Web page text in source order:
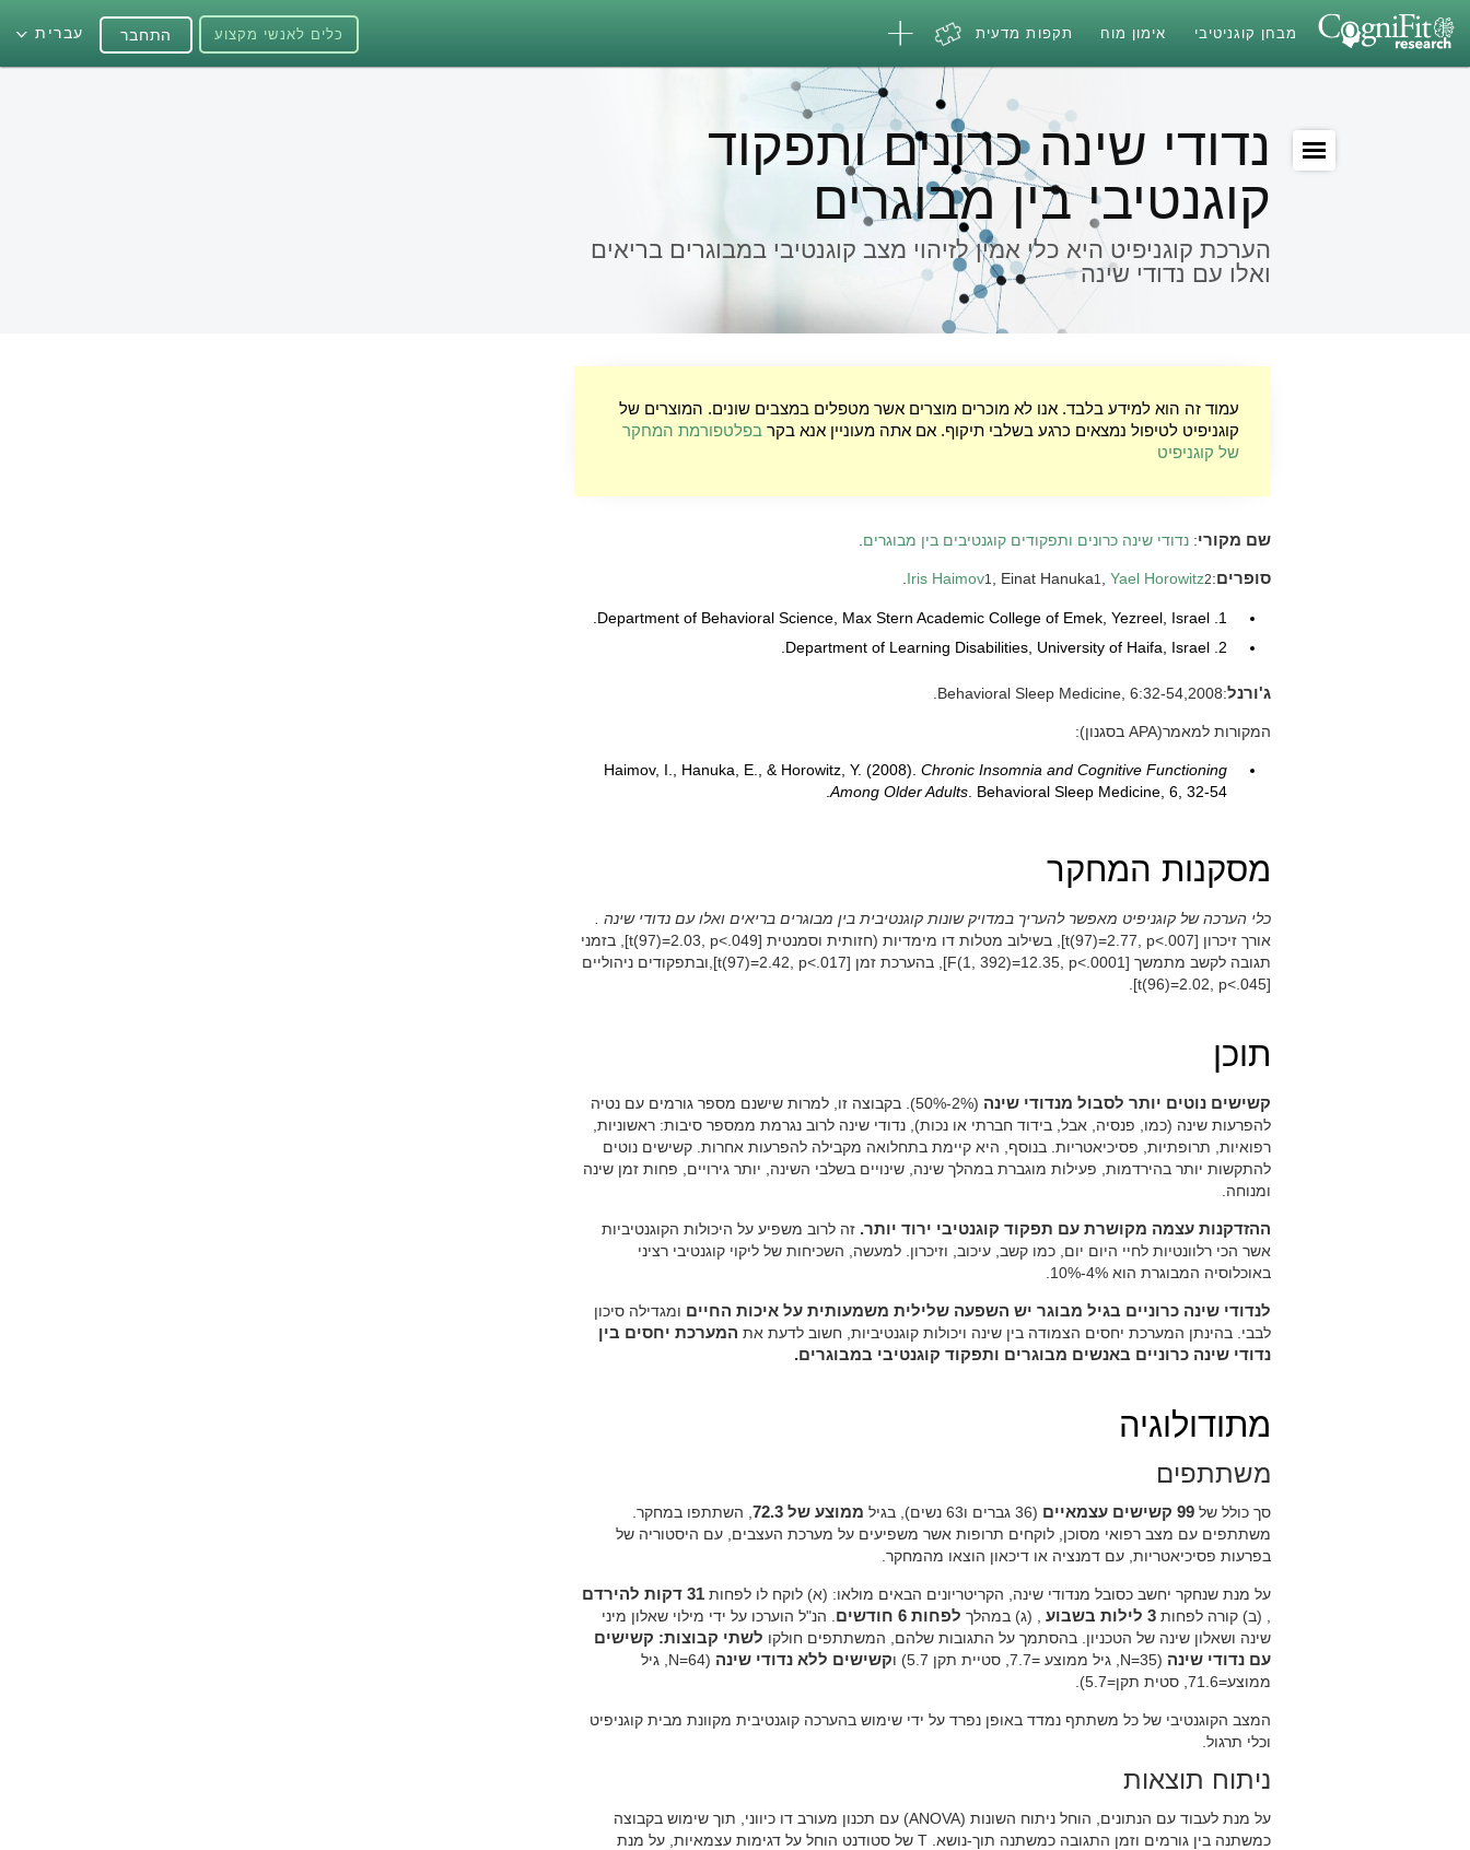
מבחן קוגניטיבי אימון מוח תקפות מדעית כלים לאנשי מקצוע עברית התחבר
נדודי שינה כרונים ותפקוד
קוגנטיבי בין מבוגרים
הערכת קוגניפיט היא כלי אמין לזיהוי מצב קוגנטיבי במבוגרים בריאים
ואלו עם נדודי שינה
עמוד זה הוא למידע בלבד. אנו לא מוכרים מוצרים אשר מטפלים במצבים שונים. המוצרים של
קוגניפיט לטיפול נמצאים כרגע בשלבי תיקוף. אם אתה מעוניין אנא בקר בפלטפורמת המחקר
של קוגניפיט
שם מקורי: נדודי שינה כרונים ותפקודים קוגנטיבים בין מבוגרים
סופרים:
Iris Haimov1 , Einat Hanuka1 Yael Horowitz2
1. Department of Behavioral Science, Max Stern Academic College of Emek, Yezreel, Israel.
2. Department of Learning Disabilities, University of Haifa, Israel.
ג'ורנל:Behavioral Sleep Medicine, 6:32-54,2008.
המקורות למאמר(APA בסגנון):
Haimov, I., Hanuka, E., & Horowitz, Y. (2008). Chronic Insomnia and Cognitive Functioning
Among Older Adults . Behavioral Sleep Medicine, 6, 32-54.
מסקנות המחקר
כלי הערכה של קוגניפיט מאפשר להעריך במדויק שונות קוגנטיבית בין מבוגרים בריאים ואלו עם נדודי שינה .
אורך זיכרון [t(97)=2.77, p<.007], בשילוב מטלות דו מימדיות (חזותית וסמנטית [t(97)=2.03, p<.049], בזמני
תגובה לקשב מתמשך [F(1, 392)=12.35, p<.0001], בהערכת זמן [t(97)=2.42, p<.017],ובתפקודים ניהוליים
[t(96)=2.02, p<.045].
תוכן
קשישים נוטים יותר לסבול מנדודי שינה
(2%-50%). בקבוצה זו, למרות שישנם מספר גורמים עם נטיה
להפרעות שינה (כמו, פנסיה, אבל, בידוד חברתי או נכות), נדודי שינה לרוב נגרמת ממספר סיבות: ראשוניות,
רפואיות, תרופתיות, פסיכיאטריות. בנוסף, היא קיימת בתחלואה מקבילה להפרעות אחרות. קשישים נוטים
להתקשות יותר בהירדמות, פעילות מוגברת במהלך שינה, שינויים בשלבי השינה, יותר גירויים, פחות זמן שינה
ומנוחה.
ההזדקנות עצמה מקושרת עם תפקוד קוגנטיבי ירוד יותר. זה לרוב משפיע על היכולות הקוגנטיביות
אשר הכי רלוונטיות לחיי היום יום, כמו קשב, עיכוב, וזיכרון. למעשה, השכיחות של ליקוי קוגנטיבי רציני
באוכלוסיה המבוגרת הוא 4%-10%.
לנדודי שינה כרוניים בגיל מבוגר יש השפעה שלילית משמעותית על איכות החיים ומגדילה סיכון
לבבי. בהינתן המערכת יחסים הצמודה בין שינה ויכולות קוגנטיביות, חשוב לדעת את המערכת יחסים בין
נדודי שינה כרוניים באנשים מבוגרים ותפקוד קוגנטיבי במבוגרים.
מתודולוגיה
משתתפים
סך כולל של 99 קשישים עצמאיים (36 גברים ו63 נשים), בגיל ממוצע של 72.3
, השתתפו במחקר.
משתתפים עם מצב רפואי מסוכן, לוקחים תרופות אשר משפיעים על מערכת העצבים, עם היסטוריה של
בפרעות פסיכיאטריות, עם דמנציה או דיכאון הוצאו מהמחקר.
על מנת שנחקר יחשב כסובל מנדודי שינה, הקריטריונים הבאים מולאו: (א) לוקח לו לפחות 31 דקות להירדם
, (ב) קורה לפחות 3 לילות בשבוע , (ג) במהלך לפחות 6 חודשים
. הנ"ל הוערכו על ידי מילוי שאלון מיני
שינה ושאלון שינה של הטכניון. בהסתמך על התגובות שלהם, המשתתפים חולקו לשתי קבוצות: קשישים
עם נדודי שינה (N=35, גיל ממוצע =7.7, סטיית תקן 5.7) ו קשישים ללא נדודי שינה
(N=64, גיל
ממוצע=71.6, סטית תקן=5.7).
המצב הקוגנטיבי של כל משתתף נמדד באופן נפרד על ידי שימוש בהערכה קוגנטיבית מקוונת מבית קוגניפיט
וכלי תרגול.
ניתוח תוצאות
על מנת לעבוד עם הנתונים, הוחל ניתוח השונות (ANOVA) עם תכנון מעורב דו כיווני, תוך שימוש בקבוצה
כמשתנה בין גורמים וזמן התגובה כמשתנה תוך-נושא. T של סטודנט הוחל על דגימות עצמאיות, על מנת